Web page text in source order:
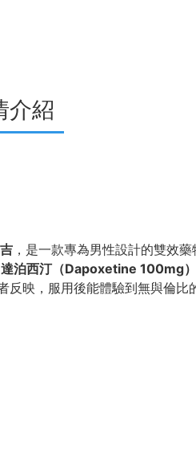
介紹
，是一款專為男性設計的雙效
達泊西汀（Dapoxetine 100mg）
映，服用後能體驗到無與倫比